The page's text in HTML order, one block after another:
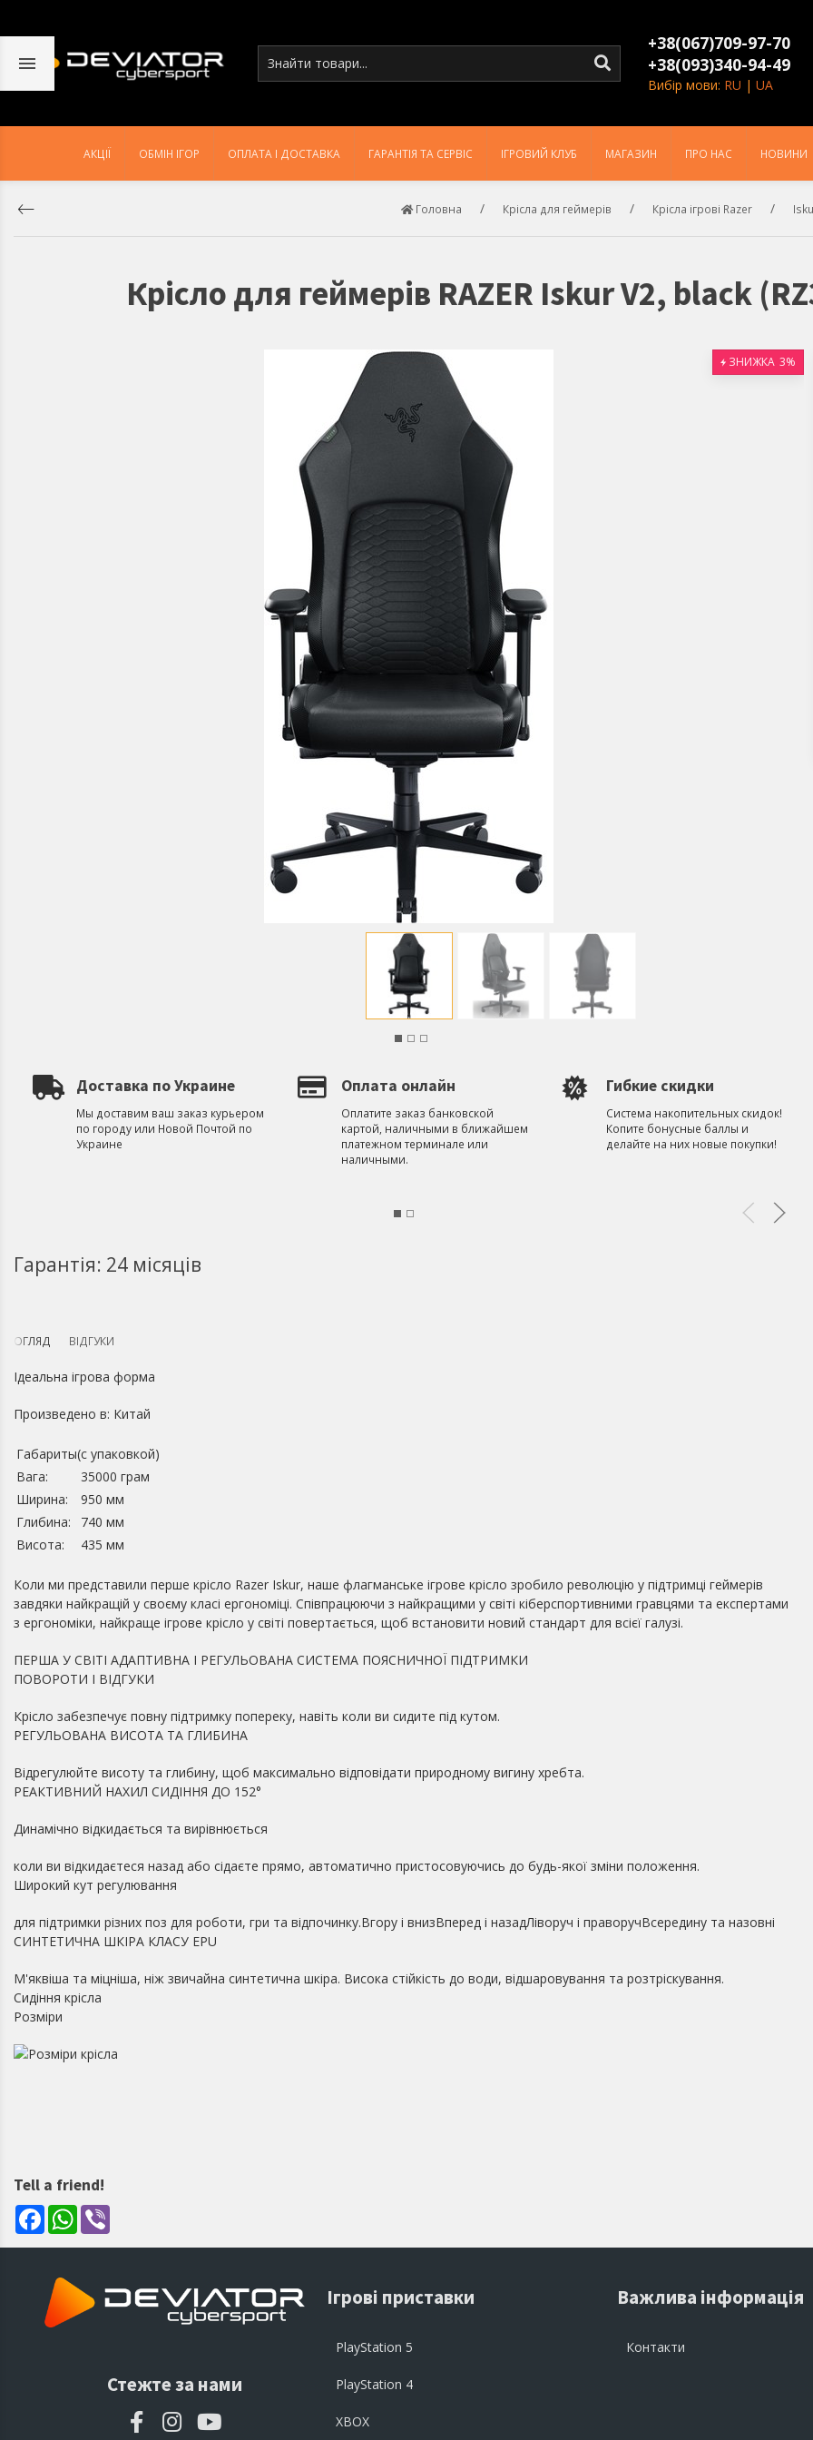
+38(067)709-97-70
+38(093)340-94-49
Вибір мови: RU |UA
АКЦІЇ ОБМІН ІГОР ОПЛАТА І ДОСТАВКА ГАРАНТІЯ ТА СЕРВІС ІГРОВИЙ КЛУБ МАГАЗИН ПРО НАС НОВИНИ
Головна Крісла для геймерів Крісла ігрові Razer
Крісло для геймерів RAZER Iskur V2, black
ЗНИЖКА 3%
Доставка по Украине
Мы доставим ваш заказ курьером
по городу или Новой Почтой по
Украине
Оплата онлайн
Оплатите заказ банковской
картой, наличными в ближайшем
платежном терминале или
наличными.
Гибкие скидки
Система накопительных скидок!
Копите бонусные баллы и
делайте на них новые покупки!
Гарантія: 24 місяців
ОГЛЯД ВІДГУКИ
Ідеальна ігрова форма
Произведено в: Китай
Габариты(с упаковкой)
Вага:
35000 грам
Ширина:
950 мм
Глибина:
740 мм
Висота:
435 мм
Коли ми представили перше крісло Razer Iskur, наше флагманське ігрове крісло зробило революцію у підтримці геймерів
завдяки найкращій у своєму класі ергономіці. Співпрацюючи з найкращими у світі кіберспортивними гравцями та експертами
з ергономіки, найкраще ігрове крісло у світі повертається, щоб встановити новий стандарт для всієї галузі.
ПЕРША У СВІТІ АДАПТИВНА І РЕГУЛЬОВАНА СИСТЕМА ПОЯСНИЧНОЇ ПІДТРИМКИ
ПОВОРОТИ І ВІДГУКИ
Крісло забезпечує повну підтримку попереку, навіть коли ви сидите під кутом.
РЕГУЛЬОВАНА ВИСОТА ТА ГЛИБИНА
Відрегулюйте висоту та глибину, щоб максимально відповідати природному вигину хребта.
РЕАКТИВНИЙ НАХИЛ СИДІННЯ ДО 152°
Динамічно відкидається та вирівнюється
коли ви відкидаєтеся назад або сідаєте прямо, автоматично пристосовуючись до будь-якої зміни положення.
Широкий кут регулювання
для підтримки різних поз для роботи, гри та відпочинку.Вгору і внизВперед і назадЛіворуч і праворучВсередину та назовні
СИНТЕТИЧНА ШКІРА КЛАСУ EPU
М'яквіша та міцніша, ніж звичайна синтетична шкіра. Висока стійкість до води, відшаровування та розтріскування.
Сидіння крісла
Розміри
Tell a friend!
FacebookWhatsApp
Стежте за нами
Ігрові приставки
PlayStation 5
PlayStation 4
XBOX
Важлива інформація
Контакти